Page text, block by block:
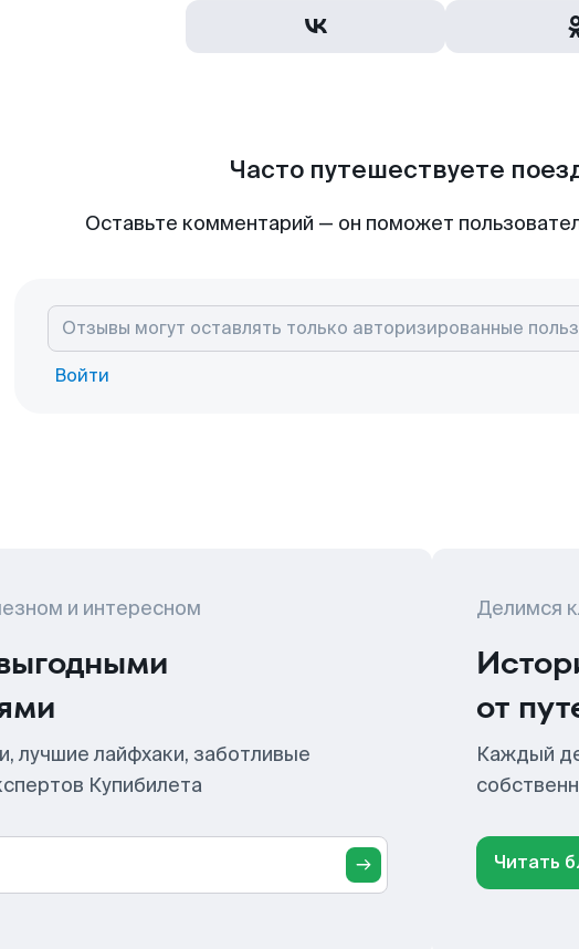
Часто путешествуете
Оставьте комментарий — он поможет
Войти
и интересном
лучшие лайфхаки, заботливые
Купибилета
Делимся
от
Каждый
Читать